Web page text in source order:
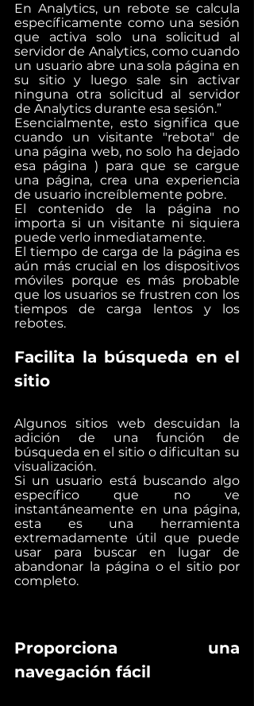
En Analytics, un rebote se calcula
específicamente como una sesión
que activa solo una solicitud al
servidor de Analytics, como cuando
un usuario abre una sola página en
su sitio y luego sale sin activar
ninguna otra solicitud al servidor
de Analytics durante esa sesión.”
Esencialmente, esto significa que
cuando un visitante "rebota" de
una página web, no solo ha dejado
esa página ) para que se cargue
una página, crea una experiencia
de usuario increíblemente pobre.
El contenido de la página no
importa si un visitante ni siquiera
puede verlo inmediatamente.
El tiempo de carga de la página es
aún más crucial en los dispositivos
móviles porque es más probable
que los usuarios se frustren con los
tiempos de carga lentos y los
rebotes.
Facilita la búsqueda en el
sitio
Algunos sitios web descuidan la
adición de una función de
búsqueda en el sitio o dificultan su
visualización.
Si un usuario está buscando algo
específico que no ve
instantáneamente en una página,
esta es una herramienta
extremadamente útil que puede
usar para buscar en lugar de
abandonar la página o el sitio por
completo.
Proporciona una
navegación fácil